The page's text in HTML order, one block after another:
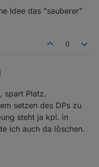
Idee das "sauberer"
0
spart Platz.
setzen des DPs zu
steht ja kpl. in
ich auch da löschen.